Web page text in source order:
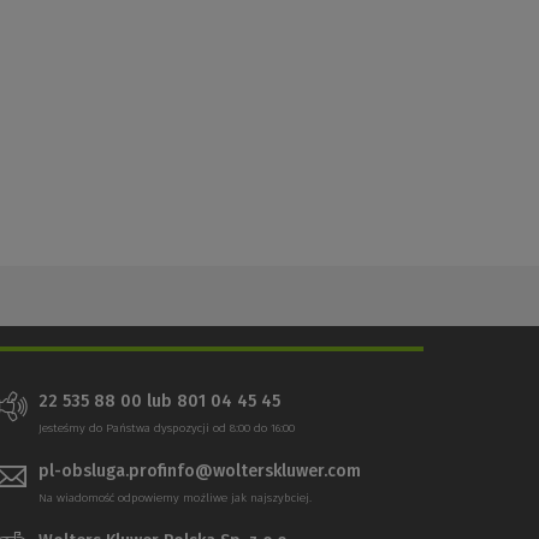
22 535 88 00 lub 801 04 45 45
Jesteśmy do Państwa dyspozycji od 8:00 do 16:00
pl-obsluga.profinfo@wolterskluwer.com
Na wiadomość odpowiemy możliwe jak najszybciej.